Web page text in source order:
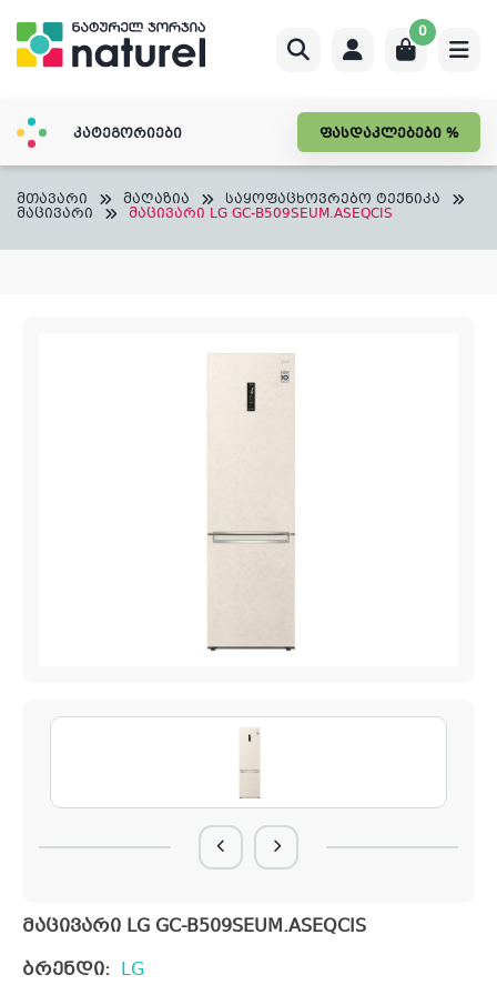
content
0
კატეგორიები ფასდაკლებები %
მთავარი მაღაზია საყოფაცხოვრებო ტექნიკა
მაცივარი მაცივარი LG GC-B509SEUM.ASEQCIS
მაცივარი LG GC-B509SEUM.ASEQCIS
ბრენდი: LG